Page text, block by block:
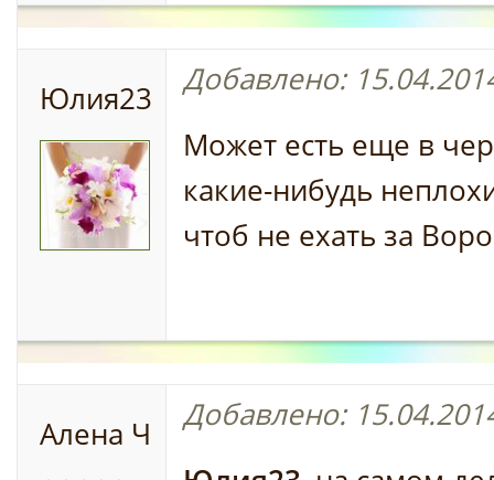
Юлия23
Добавлено:
Может есть еще в
какие-нибудь
чтоб не ехать за
Алена Ч
Добавлено: